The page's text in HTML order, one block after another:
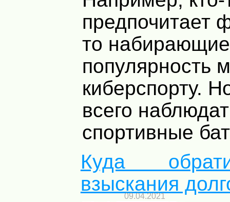
предпочитает
то набирающие
популярность
киберспорту.
всего
спортивные
Куда
взыскания
09.04.2021